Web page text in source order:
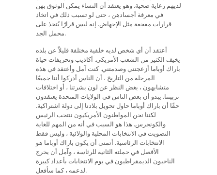
لديهم رعاية صحية. وهو يعتقد أن النساء يمكن الوثوق بهن
في معرفة أجسادهن ، حتى لو تسبب ذلك في اتخاذ
قرارات مفجعة مثل الإجهاض. إنه ليس قرارًا يُتخذ على
محمل الجد.
أعتقد أن أي شخص لديه خلفية مختلفة قليلاً عن بلده
يخيف الكثير من الشعب الأمريكي. أكاذيب وتحريفات حياة
باراك أوباما أزعجتني وصدمتني. كنت آمل وأعتقد في هذه
المرحلة من التاريخ ، أن الناس أدركوا أننا جميعًا
متشابهون ، بغض النظر عن لون بشرتنا ، أو اختلافات
تربيتنا. يبدو أن بعض الناس في الولايات المتحدة يعتقدون
حقًا أن باراك أوباما حاول تحويل بلادنا إلى دولة اشتراكية.
لكننا نحن المواطنون الأمريكيون ننتخب الرئيس
والكونجرس. هذا هو السبب في أنه من المهم للغاية
التصويت في الانتخابات المحلية والولائية ، وليس فقط
الانتخابات الرئاسية. أتمنى أن يكون باراك أوباما هو
الأفضل في حملته الثانية للرئاسة ، وآمل أن يخرج
الناخبون الديمقراطيون في يوم الانتخابات بأعداد كبيرة
لدعمه ، كما سأفعل.